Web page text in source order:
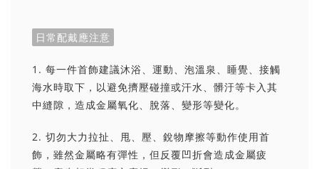
日常配戴應注意
1. 每一件首飾建議沐浴、運動、泡溫泉、睡覺、接觸
海水時取下，以避免擠壓碰撞或汗水、髒汙等卡入其
中縫隙，造成金屬氧化、脫落、變形等變化。
2. 切勿大力拉扯、甩、壓、銳物摩擦等動作使用首
飾，雖然金屬略有彈性，但反覆凹折會造成金屬疲